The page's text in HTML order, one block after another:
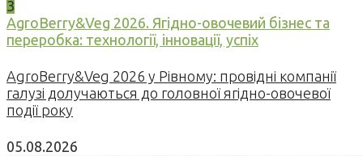
3
AgroBerry&Veg 2026. Ягідно-овочевий бізнес та
переробка: технології, інновації, успіх
AgroBerry&Veg 2026 у Рівному: провідні компанії
галузі долучаються до головної ягідно-овочевої
події року
05.08.2026